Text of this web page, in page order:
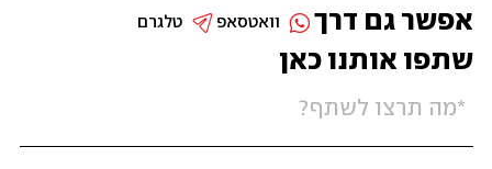
שתפו אותנו כאן
אפשר גם דרך טלגרם וואטסאפ